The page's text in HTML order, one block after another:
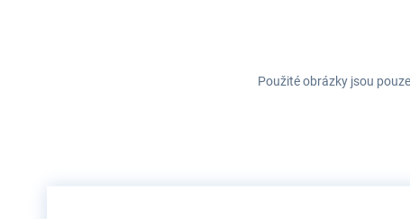
Použité obrázky jsou